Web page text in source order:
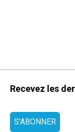
Recevez les